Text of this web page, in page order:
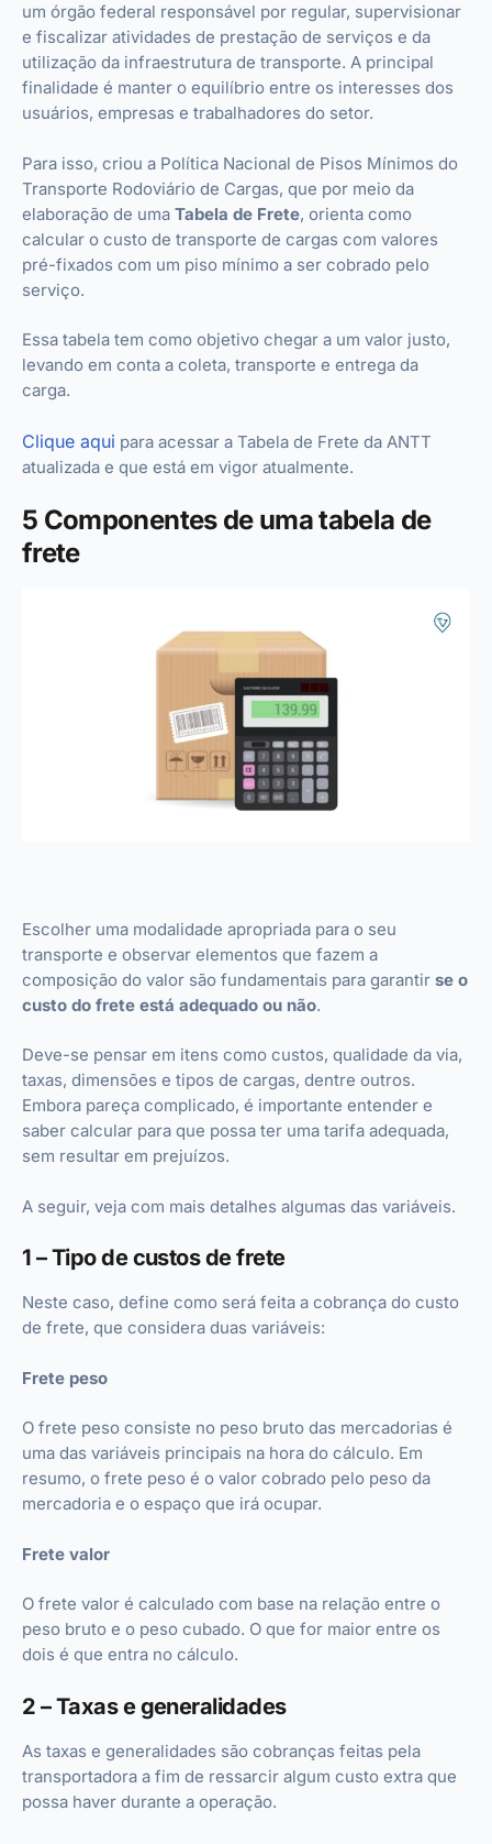
um órgão federal responsável por regular, supervisionar
e fiscalizar atividades de prestação de serviços e da
utilização da infraestrutura de transporte. A principal
finalidade é manter o equilíbrio entre os interesses dos
usuários, empresas e trabalhadores do setor.
Para isso, criou a Política Nacional de Pisos Mínimos do
Transporte Rodoviário de Cargas, que por meio da
elaboração de uma Tabela de Frete, orienta como
calcular o custo de transporte de cargas com valores
pré-fixados com um piso mínimo a ser cobrado pelo
serviço.
Essa tabela tem como objetivo chegar a um valor justo,
levando em conta a coleta, transporte e entrega da
carga.
Clique aqui para acessar a Tabela de Frete da ANTT
atualizada e que está em vigor atualmente.
5 Componentes de uma tabela de
frete
Escolher uma modalidade apropriada para o seu
transporte e observar elementos que fazem a
composição do valor são fundamentais para garantir se o
custo do frete está adequado ou não.
Deve-se pensar em itens como custos, qualidade da via,
taxas, dimensões e tipos de cargas, dentre outros.
Embora pareça complicado, é importante entender e
saber calcular para que possa ter uma tarifa adequada,
sem resultar em prejuízos.
A seguir, veja com mais detalhes algumas das variáveis.
1 – Tipo de custos de frete
Neste caso, define como será feita a cobrança do custo
de frete, que considera duas variáveis:
Frete peso
O frete peso consiste no peso bruto das mercadorias é
uma das variáveis principais na hora do cálculo. Em
resumo, o frete peso é o valor cobrado pelo peso da
mercadoria e o espaço que irá ocupar.
Frete valor
O frete valor é calculado com base na relação entre o
peso bruto e o peso cubado. O que for maior entre os
dois é que entra no cálculo.
2 – Taxas e generalidades
As taxas e generalidades são cobranças feitas pela
transportadora a fim de ressarcir algum custo extra que
possa haver durante a operação.